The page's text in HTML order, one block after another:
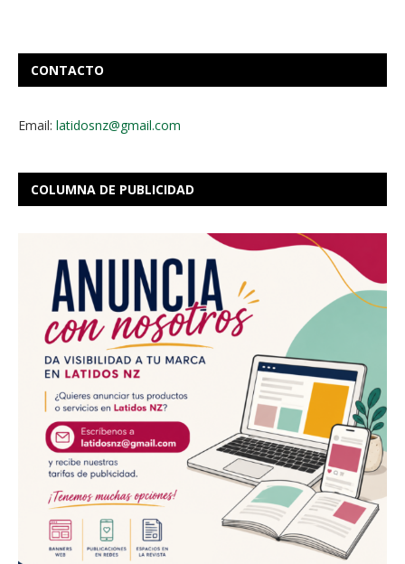
CONTACTO
Email: latidosnz@gmail.com
COLUMNA DE PUBLICIDAD